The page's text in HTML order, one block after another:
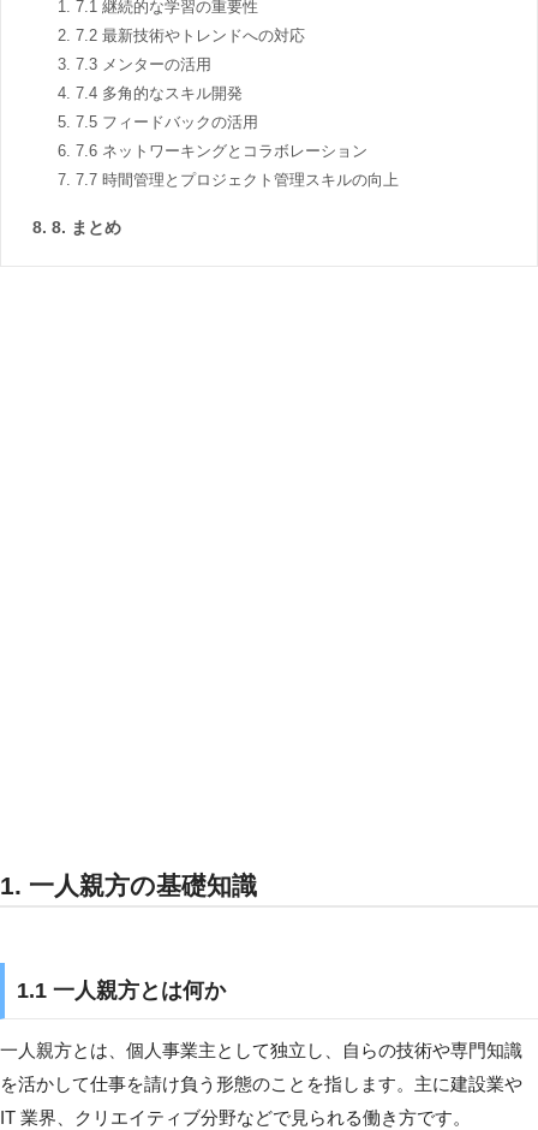
7.1 継続的な学習の重要性
7.2 最新技術やトレンドへの対応
7.3 メンターの活用
7.4 多角的なスキル開発
7.5 フィードバックの活用
7.6 ネットワーキングとコラボレーション
7.7 時間管理とプロジェクト管理スキルの向上
8. まとめ
1. 一人親方の基礎知識
1.1 一人親方とは何か
一人親方とは、個人事業主として独立し、自らの技術や専門知識
を活かして仕事を請け負う形態のことを指します。主に建設業や
IT 業界、クリエイティブ分野などで見られる働き方です。